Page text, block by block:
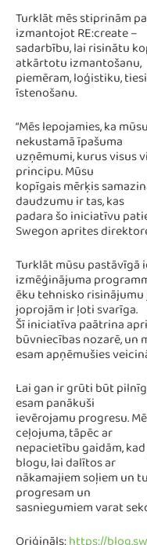
Turklāt mēs stiprinām
izmantojot RE:create –
sadarbību, lai risinātu
atkārtotu izmantošanu,
piemēram, loģistiku,
īstenošanu.
“Mēs lepojamies, ka
nekustamā īpašuma
uzņēmumi, kurus visus
principu. Mūsu
kopīgais mērķis
daudzumu ir tas, kas
padara šo iniciatīvu
Swegon aprites
Turklāt mūsu
izmēģinājuma
ēku tehnisko
joprojām ir ļoti svarīga.
Šī iniciatīva paātrina
būvniecības nozarē, un
esam apņēmušies
Lai gan ir grūti būt
esam panākuši
ievērojamu progresu.
ceļojuma, tāpēc ar
nepacietību gaidām,
blogu, lai dalītos ar
nākamajiem soļiem un
progresam un
sasniegumiem varat